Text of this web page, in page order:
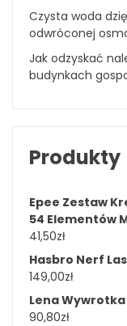
Czysta woda
odwróconej
Jak odzyskać
budynkach
Produkty
Epee Zestaw
54 Elementów
41,50zł
Hasbro Nerf
149,00zł
Lena Wywrotka
90,80zł